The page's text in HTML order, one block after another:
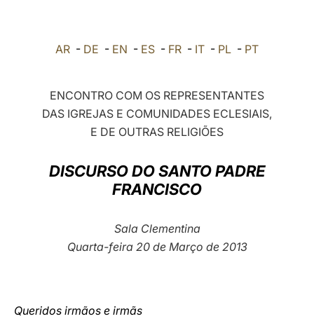
العربيّة
LATINE
AR - DE - EN - ES - FR - IT - PL - PT
ENCONTRO COM OS REPRESENTANTES
DAS IGREJAS E COMUNIDADES ECLESIAIS,
E DE OUTRAS RELIGIÕES
DISCURSO DO SANTO PADRE
FRANCISCO
Sala Clementina
Quarta-feira 20 de Março de 2013
Queridos irmãos e irmãs